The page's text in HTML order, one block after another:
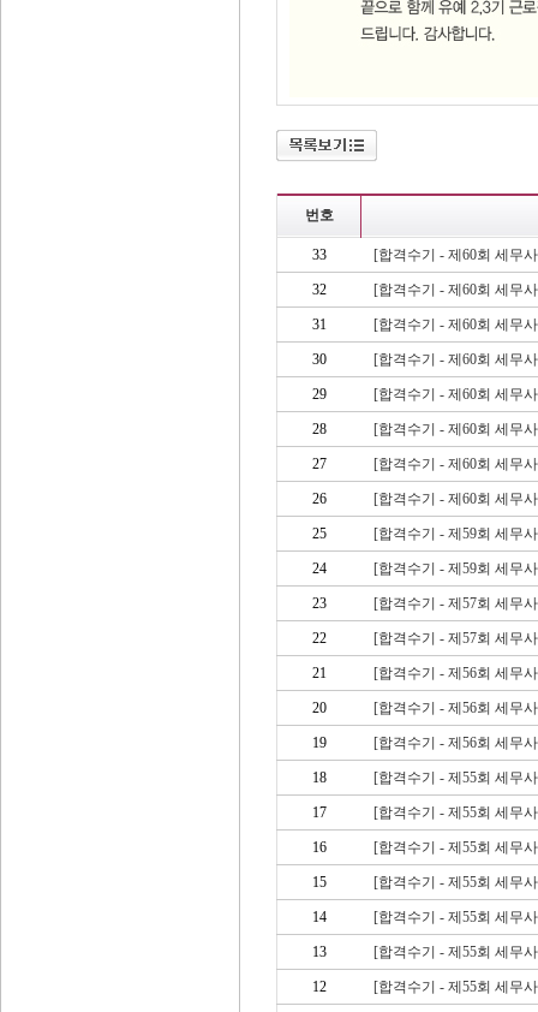
번호
33 [합격수기 - 제60회 세무
32 [합격수기 - 제60회 세무
31 [합격수기 - 제60회 세무
30 [합격수기 - 제60회 세무
29 [합격수기 - 제60회 세무
28 [합격수기 - 제60회 세무
27 [합격수기 - 제60회 세무
26 [합격수기 - 제60회 세무
25 [합격수기 - 제59회 세무
24 [합격수기 - 제59회 세무
23 [합격수기 - 제57회 세무
22 [합격수기 - 제57회 세무
21 [합격수기 - 제56회 세무
20 [합격수기 - 제56회 세무
19 [합격수기 - 제56회 세무
18 [합격수기 - 제55회 세무
17 [합격수기 - 제55회 세무
16 [합격수기 - 제55회 세무
15 [합격수기 - 제55회 세무
14 [합격수기 - 제55회 세무
13 [합격수기 - 제55회 세무
12 [합격수기 - 제55회 세무